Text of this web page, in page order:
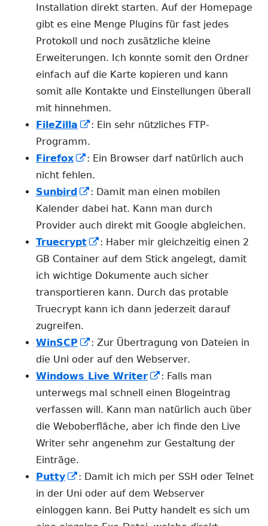
öffnen
Installation direkt starten. Auf der Homepage
gibt es eine Menge Plugins für fast jedes
Protokoll und noch zusätzliche kleine
Erweiterungen. Ich konnte somit den Ordner
einfach auf die Karte kopieren und kann
somit alle Kontakte und Einstellungen überall
mit hinnehmen.
FileZilla
In
Fenster
öffnen
: Ein sehr nützliches FTP-
Programm.
Firefox
In
neuem
Fenster
öffnen
: Ein Browser darf natürlich auch
nicht fehlen.
Sunbird
In
neuem
Fenster
öffnen
: Damit man einen mobilen
Kalender dabei hat. Kann man durch
Provider auch direkt mit Google abgleichen.
Truecrypt
In
neuem
Fenster
öffnen
: Haber mir gleichzeitig einen 2
GB Container auf dem Stick angelegt, damit
ich wichtige Dokumente auch sicher
transportieren kann. Durch das protable
Truecrypt kann ich dann jederzeit darauf
zugreifen.
WinSCP
In
neuem
Fenster
öffnen
: Zur Übertragung von Dateien in
die Uni oder auf den Webserver.
Windows Live Writer
In
neuem
Fenster
öffnen
: Falls man
unterwegs mal schnell einen Blogeintrag
verfassen will. Kann man natürlich auch über
die Weboberfläche, aber ich finde den Live
Writer sehr angenehm zur Gestaltung der
Einträge.
Putty
In
neuem
Fenster
: Damit ich mich per SSH oder Telnet
in der Uni oder auf dem Webserver
einloggen kann. Bei Putty handelt es sich um